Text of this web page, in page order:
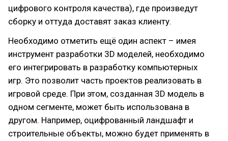
цифрового контроля качества), где произведут
сборку и оттуда доставят заказ клиенту.
Необходимо отметить ещё один аспект – имея
инструмент разработки 3D моделей, необходимо
его интегрировать в разработку компьютерных
игр. Это позволит часть проектов реализовать в
игровой среде. При этом, созданная 3D модель в
одном сегменте, может быть использована в
другом. Например, оцифрованный ландшафт и
строительные объекты, можно будет применять в